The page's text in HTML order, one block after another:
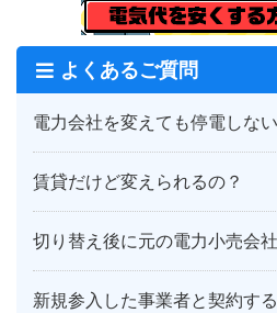
よくあるご質問
電力会社を変えても停電しな
賃貸だけど変えられるの？
切り替え後に元の電力小売会
新規参入した事業者と契約す